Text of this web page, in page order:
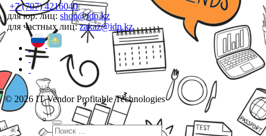
+7 (707) 4216040
для юр. лиц: shop@idp.kz
для частных лиц:zakaz@idp.kz
© 2026 IT Vendor Profitable Technologies